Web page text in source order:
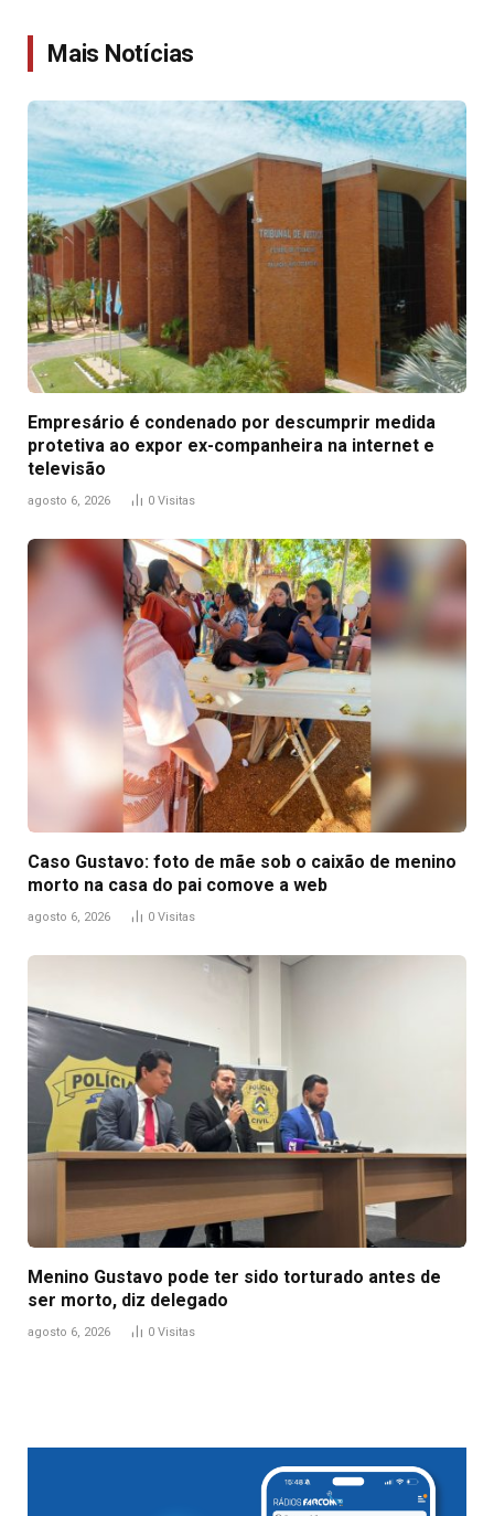
Mais Notícias
Empresário é condenado por descumprir medida
protetiva ao expor ex-companheira na internet e
televisão
agosto 6, 2026 0 Visitas
Caso Gustavo: foto de mãe sob o caixão de menino
morto na casa do pai comove a web
agosto 6, 2026 0 Visitas
Menino Gustavo pode ter sido torturado antes de
ser morto, diz delegado
agosto 6, 2026 0 Visitas